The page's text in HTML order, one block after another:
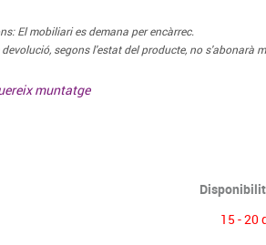
El mobiliari es demana per encàrrec.
devolució, segons l'estat del producte, no s'abonarà
muntatge
15 - 20